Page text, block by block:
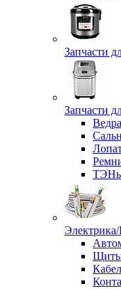
Запчасти
Запчасти
ТЭНы
Щиты